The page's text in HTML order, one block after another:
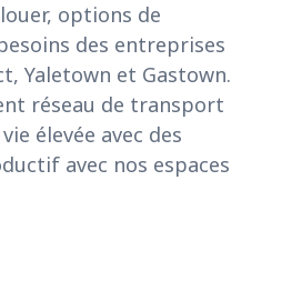
options de
des entreprises
Yaletown et Gastown.
réseau de transport
élevée avec des
avec nos espaces